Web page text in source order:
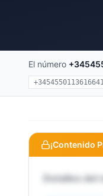
El número
¡Contenido
Detalles del